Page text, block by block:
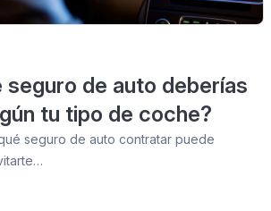
seguro de auto deberías
tu tipo de coche?
seguro de auto contratar puede